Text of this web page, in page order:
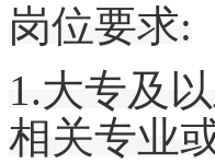
岗位要求:
1.大专及
相关专业